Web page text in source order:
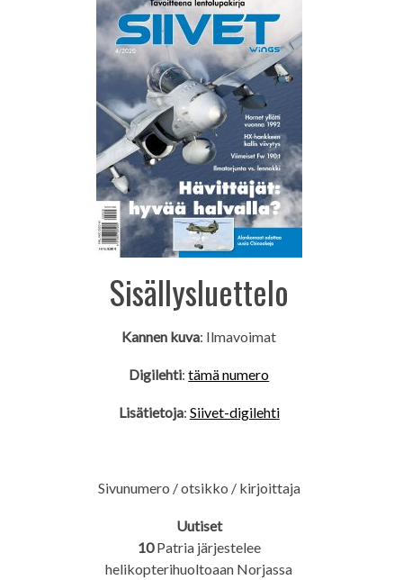
Sisällysluettelo
Kannen kuva: Ilmavoimat
Digilehti:tämä numero
Lisätietoja: Siivet-digilehti
Sivunumero / otsikko / kirjoittaja
Uutiset
10Patria järjestelee
helikopterihuoltoaan Norjassa